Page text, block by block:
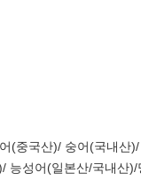
(중국산)/ 숭어(국내산
성어(일본산/국내산